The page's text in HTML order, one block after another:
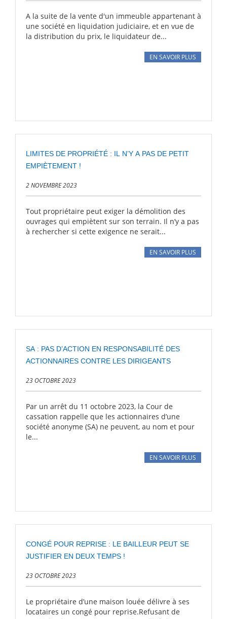
A la suite de la vente d'un immeuble appartenant à
une société en liquidation judiciaire, et en vue de
la distribution du prix, le liquidateur de...
EN SAVOIR PLUS
LIMITES DE PROPRIÉTÉ : IL N’Y A PAS DE PETIT
EMPIÈTEMENT !
2 NOVEMBRE 2023
Tout propriétaire peut exiger la démolition des
ouvrages qui empiètent sur son terrain. Il n’y a pas
à rechercher si cette exigence ne serait...
EN SAVOIR PLUS
SA : PAS D’ACTION EN RESPONSABILITÉ DES
ACTIONNAIRES CONTRE LES DIRIGEANTS
23 OCTOBRE 2023
Par un arrêt du 11 octobre 2023, la Cour de
cassation rappelle que les actionnaires d’une
société anonyme (SA) ne peuvent, au nom et pour
le...
EN SAVOIR PLUS
CONGÉ POUR REPRISE : LE BAILLEUR PEUT SE
JUSTIFIER EN DEUX TEMPS !
23 OCTOBRE 2023
Le propriétaire d’une maison louée délivre à ses
locataires un congé pour reprise.Refusant de